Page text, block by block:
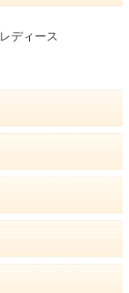
レディース